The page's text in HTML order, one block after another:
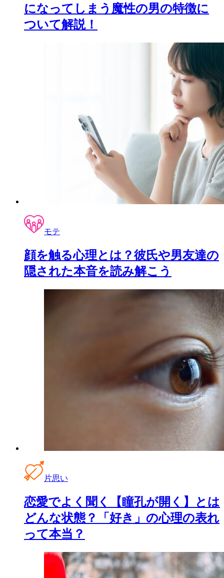
になってしまう魔性の男の特徴に
ついて解説！
モテ
顔を触る心理とは？彼氏や男友達の
隠された本音を読み解こう
片思い
恋愛でよく聞く【瞳孔が開く】とは
どんな状態？「好き」の心理の表れ
って本当？